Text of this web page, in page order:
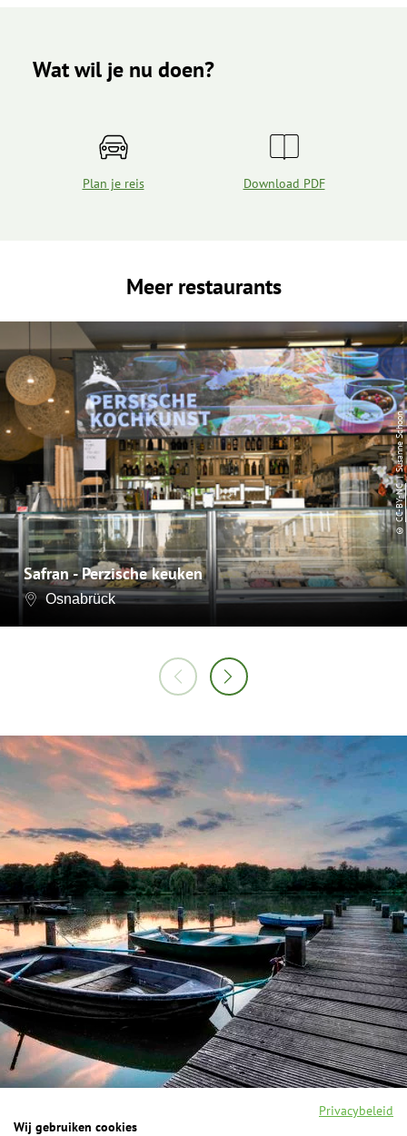
Wat wil je nu doen?
Plan je reis Download PDF
Meer restaurants
Safran - Perzische keuken
Osnabrück
©
CC-BY-NC
| Susanne Schoon
Privacybeleid
Wij gebruiken cookies